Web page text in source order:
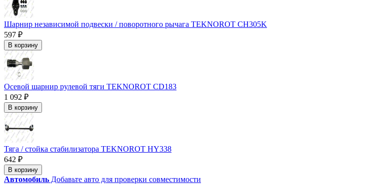
Шарнир независимой подвески / поворотного рычага TEKNOROT CH305K
597 ₽
В корзину
Осевой шарнир рулевой тяги TEKNOROT CD183
1 092 ₽
В корзину
Тяга / стойка стабилизатора TEKNOROT HY338
642 ₽
В корзину
Автомобиль Добавьте авто для проверки совместимости